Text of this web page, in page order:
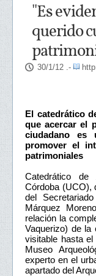
"Es
querido
30/1/12 .-
El catedrático
que acercar el
ciudadano es
promover el
patrimoniales
Catedrático de
Córdoba (UCO),
del
Márquez
relación la
Vaquerizo) de la
visitable hasta
Museo
experto en el
apartado del